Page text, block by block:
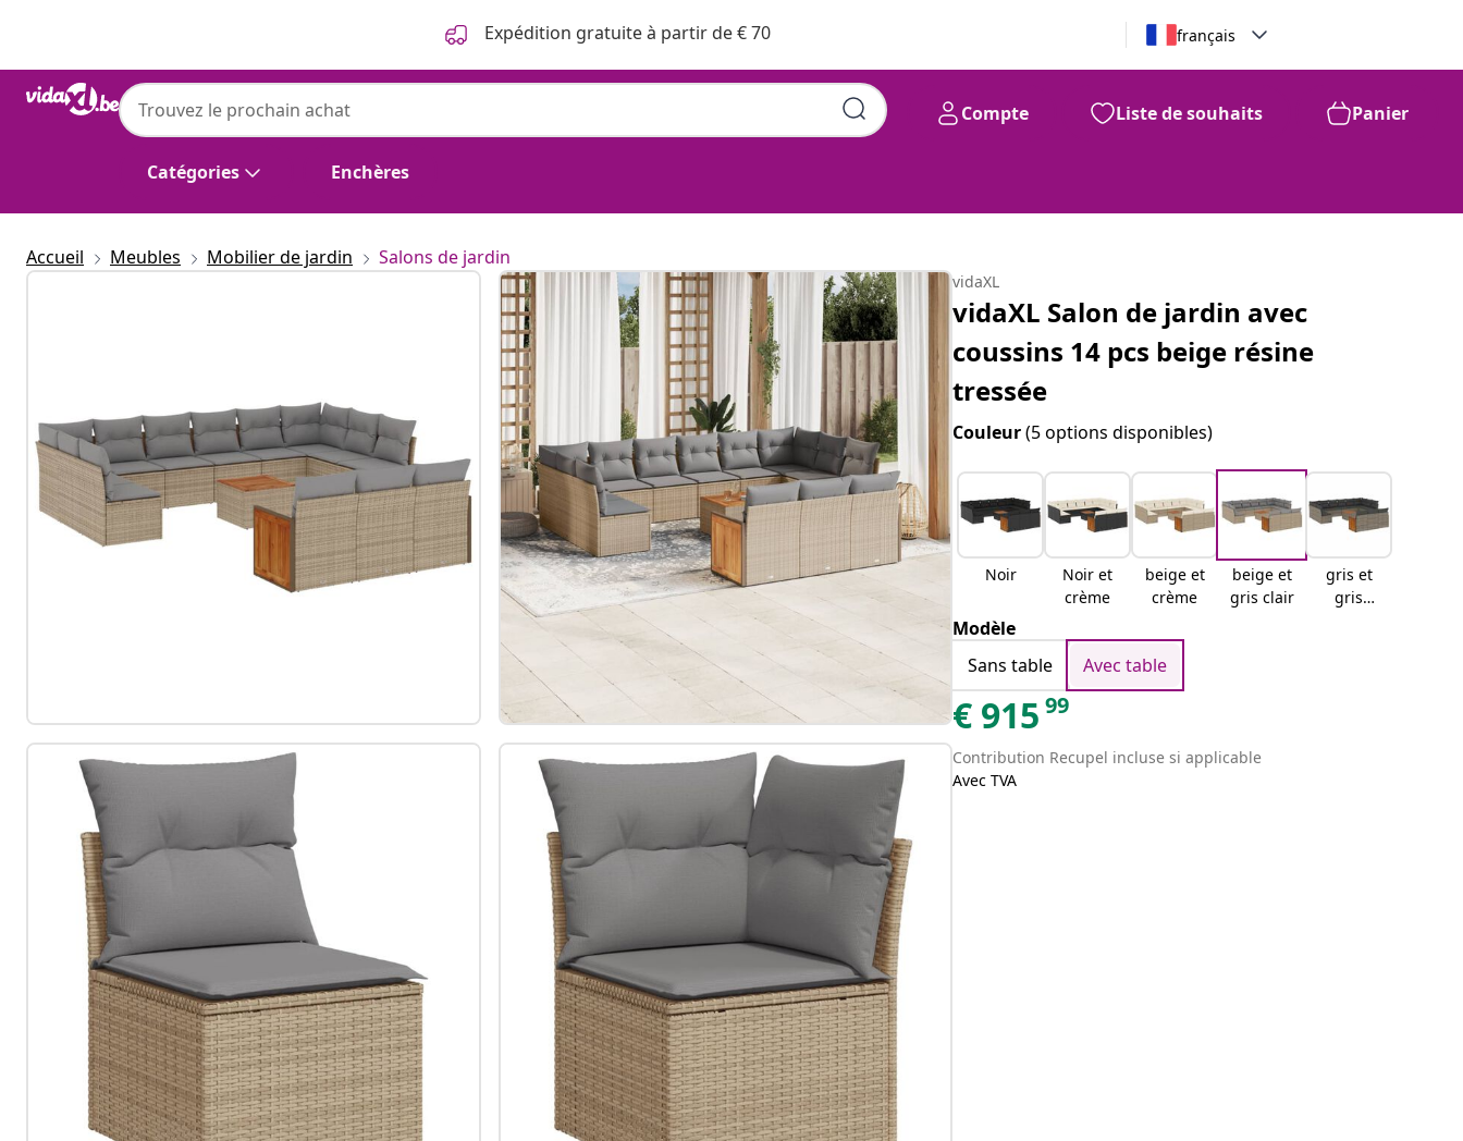
Expédition gratuite à partir de € 70 français
Catégories Enchères
Compte Liste de souhaits Panier
Accueil Meubles Mobilier de jardin Salons de jardin
vidaXL
vidaXL Salon de jardin avec
coussins 14 pcs beige résine
tressée
Couleur(5 options disponibles)
Noir
Noir et
crème
beige et
crème
beige et
gris clair
gris et
gris
Modèle
Sans table
Avec table
€ 915 99
Contribution Recupel incluse si applicable
Avec TVA